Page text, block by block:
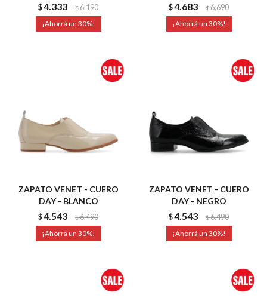
$4.333 $6.190
30
$4.683 $6.690
30
ZAPATO VENET - CUERO
DAY - BLANCO
$4.543 $6.490
30
ZAPATO VENET - CUERO
DAY - NEGRO
$4.543 $6.490
30